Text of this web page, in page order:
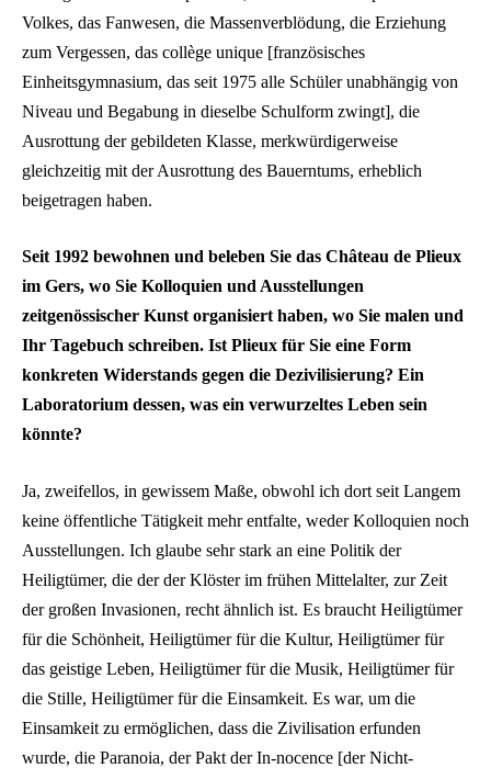
Volkes, das Fanwesen, die Massenverblödung, die Erziehung
zum Vergessen, das collège unique [französisches
Einheitsgymnasium, das seit 1975 alle Schüler unabhängig von
Niveau und Begabung in dieselbe Schulform zwingt], die
Ausrottung der gebildeten Klasse, merkwürdigerweise
gleichzeitig mit der Ausrottung des Bauerntums, erheblich
beigetragen haben.
Seit 1992 bewohnen und beleben Sie das Château de Plieux
im Gers, wo Sie Kolloquien und Ausstellungen
zeitgenössischer Kunst organisiert haben, wo Sie malen und
Ihr Tagebuch schreiben. Ist Plieux für Sie eine Form
konkreten Widerstands gegen die Dezivilisierung? Ein
Laboratorium dessen, was ein verwurzeltes Leben sein
könnte?
Ja, zweifellos, in gewissem Maße, obwohl ich dort seit Langem
keine öffentliche Tätigkeit mehr entfalte, weder Kolloquien noch
Ausstellungen. Ich glaube sehr stark an eine Politik der
Heiligtümer, die der der Klöster im frühen Mittelalter, zur Zeit
der großen Invasionen, recht ähnlich ist. Es braucht Heiligtümer
für die Schönheit, Heiligtümer für die Kultur, Heiligtümer für
das geistige Leben, Heiligtümer für die Musik, Heiligtümer für
die Stille, Heiligtümer für die Einsamkeit. Es war, um die
Einsamkeit zu ermöglichen, dass die Zivilisation erfunden
wurde, die Paranoia, der Pakt der In-nocence [der Nicht-